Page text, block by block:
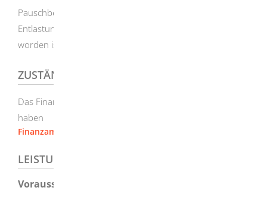
Pauschbetrag für Hinterbliebene oder ein
Entlastungsbetrag für Alleinerziehende berücksichtigt
worden ist.
ZUSTÄNDIGE STELLE
Das Finanzamt, in dessen Bezirk Sie Ihren Wohnsitz
haben
Finanzamt Heidenheim
LEISTUNGSDETAILS
Voraussetzungen